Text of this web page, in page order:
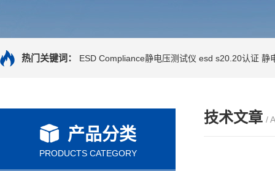
热门关键词： ESD Compliance静电压测试仪 esd s20.20认证 静
产品分类
PRODUCTS CATEGORY
技术文章 /